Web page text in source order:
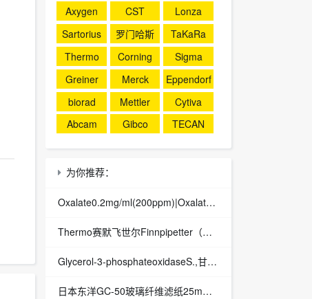
Axygen
CST
Lonza
Sartorius
罗门哈斯
TaKaRa
Thermo
Corning
Sigma
Greiner
Merck
Eppendorf
biorad
Mettler
Cytiva
Abcam
Gibco TECAN
为你推荐：
Oxalate0.2mg/ml(200ppm)|Oxalate0.2mg/ml(200ppm)|离子层析色谱标准液
Thermo赛默飞世尔Finnpipetter（原芬兰雷勃）F3单道可调移液器（4640040）
Glycerol-3-phosphateoxidaseS.,甘油-3-磷酸氧化酶|Glycerol-3-phosphateoxidaseS.|酶类
日本东洋GC-50玻璃纤维滤纸25mm直径GC50-25mm